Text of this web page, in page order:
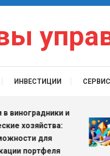
ИНВЕСТИЦИИ
и
для
портфеля